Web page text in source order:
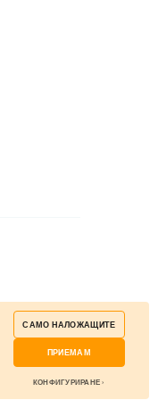
САМО НАЛОЖАЩИТЕ
ПРИЕМАМ
КОНФИГУРИРАНЕ